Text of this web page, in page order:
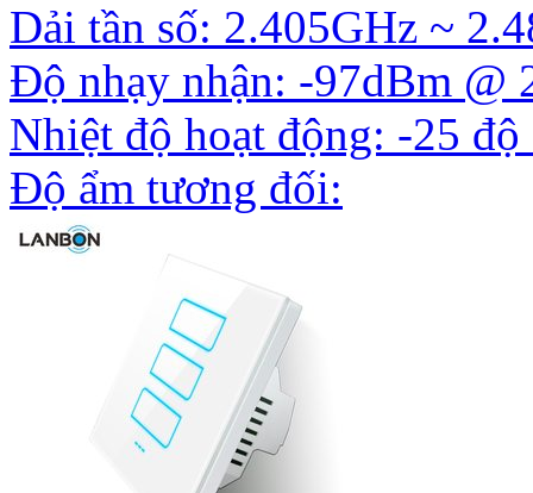
Dải tần số: 2.405GHz ~
Độ nhạy nhận: -97dBm @
Nhiệt độ hoạt động: -25 độ
Độ ẩm tương đối: